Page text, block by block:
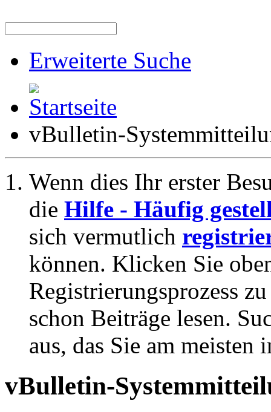
Erweiterte Suche
vBulletin-
Wenn dies Ihr erster
die Hilfe - Häufig
sich vermutlich
können. Klicken Sie
Registrierungsprozess
schon Beiträge lesen.
aus, das Sie am meisten
vBulletin-